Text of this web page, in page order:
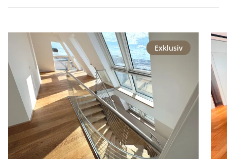
Link zur Seite Repräsentative Lage - Generalsaniertes
Exklusiv